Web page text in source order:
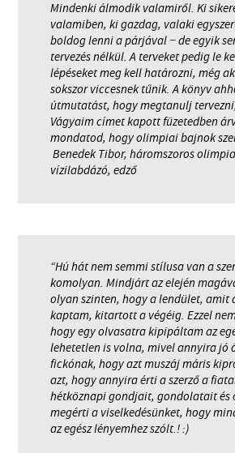
Mindenki álmodik valamiről. Ki
valamiben, ki gazdag, valaki
boldog lenni a párjával − de egyik
tervezés nélkül. A terveket pedig le
lépéseket meg kell határozni, még
sokszor viccesnek tűnik. A könyv
útmutatást, hogy megtanulj
Vágyaim címet kapott füzetedben
mondatod, hogy olimpiai bajnok
Benedek Tibor, háromszoros
vízilabdázó, edző
“Hú hát nem semmi stílusa van a
komolyan. Mindjárt az elején
olyan szinten, hogy a lendület, amit
kaptam, kitartott a végéig. Ezzel
hogy egy olvasatra kipipáltam az
lehetetlen is volna, mivel annyira jó
fickónak, hogy azt muszáj máris
azt, hogy annyira érti a szerző a
hétköznapi gondjait, gondolatait és
megérti a viselkedésünket, hogy
az egész lényemhez szólt.! :)